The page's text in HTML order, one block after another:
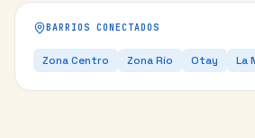
BARRIOS CONECTADOS
Zona Centro Zona Río Otay La